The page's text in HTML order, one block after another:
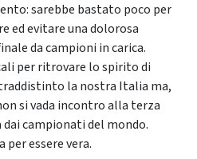
sarebbe bastato poco per
ed evitare una dolorosa
da campioni in carica.
per ritrovare lo spirito di
la nostra Italia ma,
si vada incontro alla terza
campionati del mondo.
essere vera.